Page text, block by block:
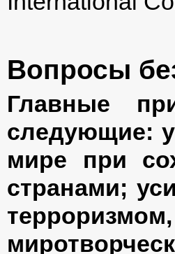
Вопросы
Главные
следующие:
мире при
странами;